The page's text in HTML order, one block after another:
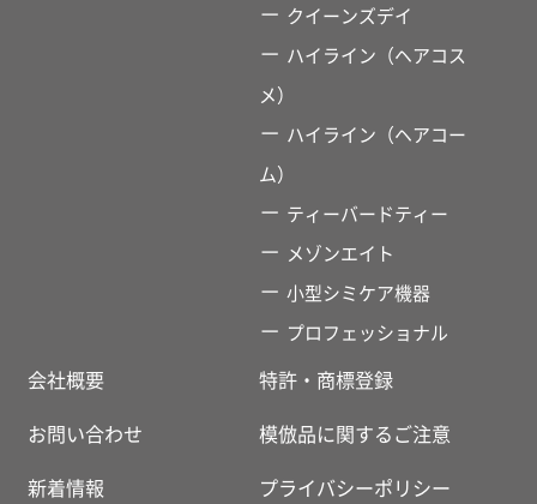
クイーンズデイ
ハイライン（ヘアコス
メ）
ハイライン（ヘアコー
ム）
ティーバードティー
メゾンエイト
小型シミケア機器
プロフェッショナル
会社概要
お問い合わせ
新着情報
特許・商標登録
模倣品に関するご注意
プライバシーポリシー